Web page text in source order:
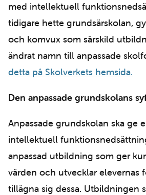
med intellektuell
tidigare hette grundsärskolan,
och komvux som särskild
ändrat namn till anpassade
detta på Skolverkets hemsida.
Den anpassade grundskolans
Anpassade grundskolan ska ge
intellektuell
anpassad utbildning som ger
värden och utvecklar elevernas
tillägna sig dessa. Utbildningen